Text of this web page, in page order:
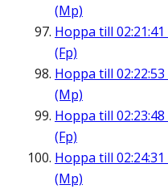
(Mp)
Hoppa till 02:21:41
(Fp)
Hoppa till 02:22:53
(Mp)
Hoppa till 02:23:48
(Fp)
Hoppa till 02:24:31
(Mp)